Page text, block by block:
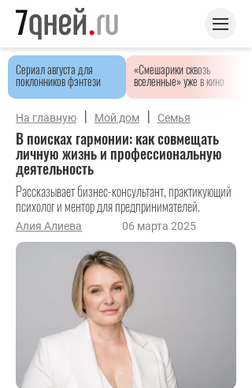
Сериал августа для
поклонников фэнтези
«Смешарики сквозь
вселенные» уже в кино
На главную | Мой дом | Семья
В поисках гармонии: как совмещать
личную жизнь и профессиональную
деятельность
Рассказывает бизнес-консультант, практикующий
психолог и ментор для предпринимателей.
Алия Алиева 06 марта 2025